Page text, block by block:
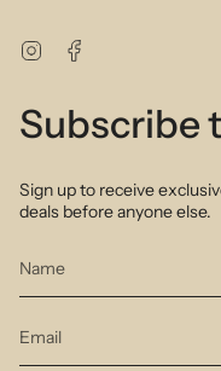
Instagram
Subscribe
Sign up to receive
deals before anyone else.